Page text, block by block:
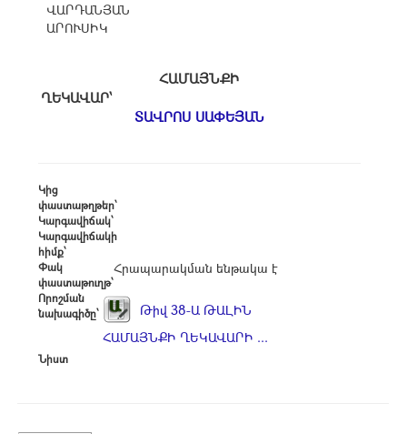
ՎԱՐԴԱՆՅԱՆ
ԱՐՈՒՍԻԿ
ՀԱՄԱՅՆՔԻ
ՂԵԿԱՎԱՐ՝
ՏԱՎՐՈՍ ՍԱՓԵՅԱՆ
Կից
փաստաթղթեր՝
Կարգավիճակ՝
Կարգավիճակի
հիմք՝
Փակ
փաստաթուղթ՝
Հրապարակման ենթակա է
Որոշման
նախագիծը՝
Թիվ 38-Ա ԹԱԼԻՆ
ՀԱՄԱՅՆՔԻ ՂԵԿԱՎԱՐԻ ...
Նիստ